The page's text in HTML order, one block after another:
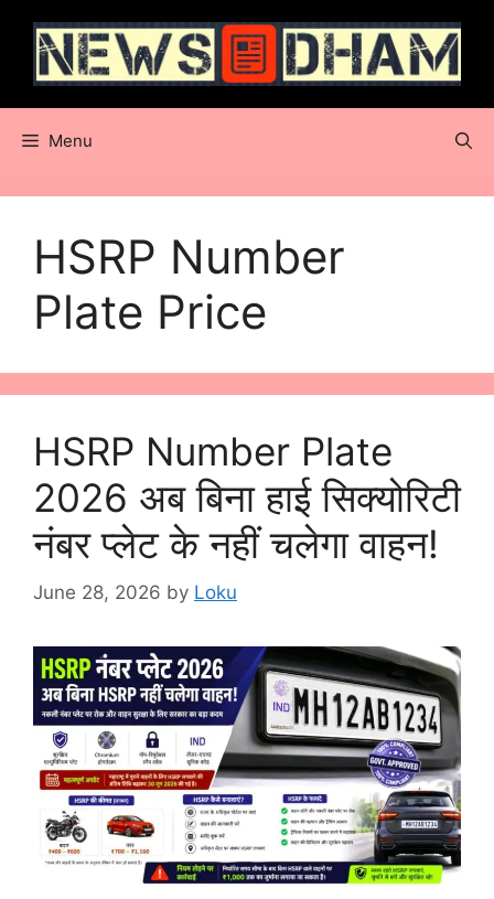
content
Menu
HSRP Number
Plate Price
HSRP Number Plate
2026 अब बिना हाई सिक्योरिटी
नंबर प्लेट के नहीं चलेगा वाहन!
June 28, 2026 by Loku